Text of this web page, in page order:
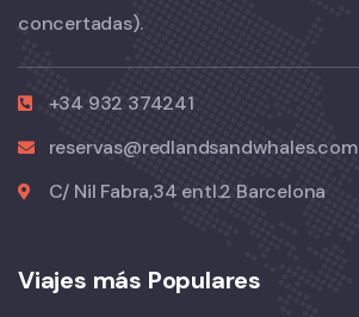
concertadas).
+34 932 374241
reservas@redlandsandwhales.com
C/ Nil Fabra,34 entl.2 Barcelona
Viajes más Populares